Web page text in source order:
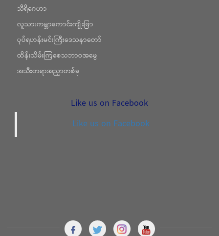
သီရိဂေဟာ
လူသားကမ္ဘာကောင်းကျိုးဖြာ
ပုပ်ရဟန်းမင်းကြီးဒေသနာတော်
ထိန်းသိမ်းကြစေသဘာဝအမွေ
အသီးတရာအညှာတစ်ခု
Like us on Facebook
Like us on Facebook